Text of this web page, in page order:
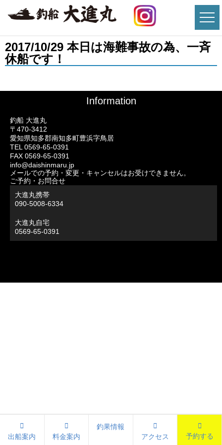
2017/10/29 本日は海難事故の為、一斉
休船です！
Information
釣船 大進丸
〒470-3412
愛知県知多郡南知多町豊浜字鳥居
TEL 0569-65-0391
FAX 0569-65-0391
info@daishinmaru.jp
メールでの予約・変更・キャンセルはお受けできません。
ご予約・お問合せ
大進丸携帯
090-5008-6334
大進丸自宅
0569-65-0391
出船案内 料金案内
釣果情報
アクセス
予約する